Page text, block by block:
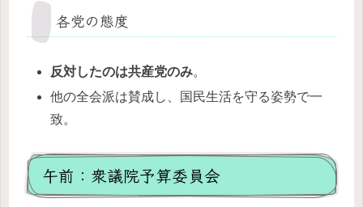
各党の態度
反対したのは共産党のみ。
他の全会派は賛成し、国民生活を守る姿勢で一
致。
午前：衆議院予算委員会